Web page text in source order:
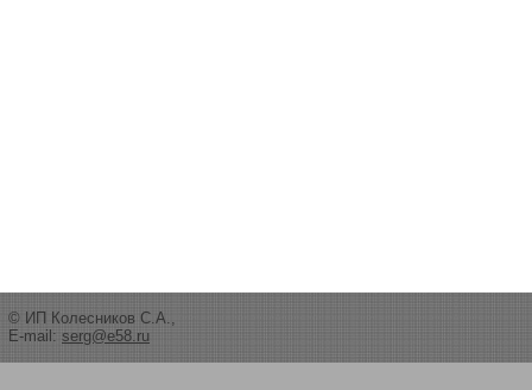
© ИП Колесников С.А.,
E-mail: serg@e58.ru